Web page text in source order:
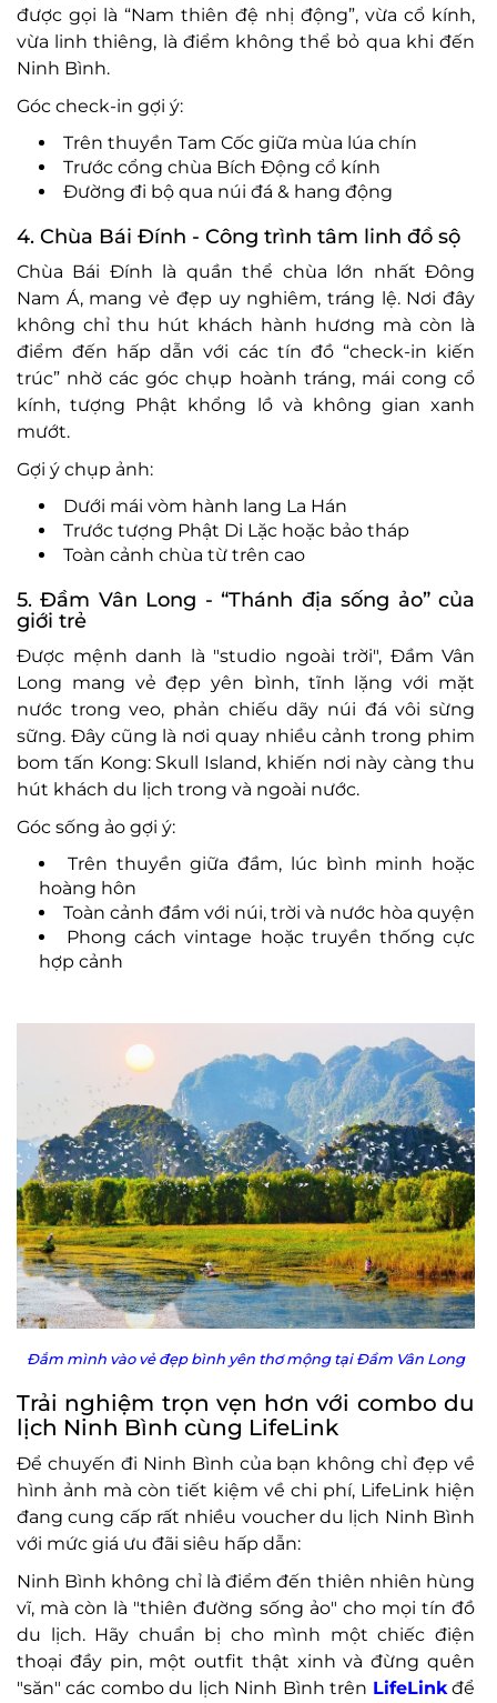
được gọi là “Nam thiên đệ nhị động”, vừa cổ kính,
vừa linh thiêng, là điểm không thể bỏ qua khi đến
Ninh Bình.
Góc check-in gợi ý:
Trên thuyền Tam Cốc giữa mùa lúa chín
Trước cổng chùa Bích Động cổ kính
Đường đi bộ qua núi đá & hang động
4. Chùa Bái Đính - Công trình tâm linh đồ sộ
Chùa Bái Đính là quần thể chùa lớn nhất Đông
Nam Á, mang vẻ đẹp uy nghiêm, tráng lệ. Nơi đây
không chỉ thu hút khách hành hương mà còn là
điểm đến hấp dẫn với các tín đồ “check-in kiến
trúc” nhờ các góc chụp hoành tráng, mái cong cổ
kính, tượng Phật khổng lồ và không gian xanh
mướt.
Gợi ý chụp ảnh:
Dưới mái vòm hành lang La Hán
Trước tượng Phật Di Lặc hoặc bảo tháp
Toàn cảnh chùa từ trên cao
5. Đầm Vân Long - “Thánh địa sống ảo” của
giới trẻ
Được mệnh danh là "studio ngoài trời", Đầm Vân
Long mang vẻ đẹp yên bình, tĩnh lặng với mặt
nước trong veo, phản chiếu dãy núi đá vôi sừng
sững. Đây cũng là nơi quay nhiều cảnh trong phim
bom tấn Kong: Skull Island, khiến nơi này càng thu
hút khách du lịch trong và ngoài nước.
Góc sống ảo gợi ý:
Trên thuyền giữa đầm, lúc bình minh hoặc
hoàng hôn
Toàn cảnh đầm với núi, trời và nước hòa quyện
Phong cách vintage hoặc truyền thống cực
hợp cảnh
Đắm mình vào vẻ đẹp bình yên thơ mộng tại Đầm Vân Long
Trải nghiệm trọn vẹn hơn với combo du
lịch Ninh Bình cùng LifeLink
Để chuyến đi Ninh Bình của bạn không chỉ đẹp về
hình ảnh mà còn tiết kiệm về chi phí, LifeLink hiện
đang cung cấp rất nhiều voucher du lịch Ninh Bình
với mức giá ưu đãi siêu hấp dẫn:
Ninh Bình không chỉ là điểm đến thiên nhiên hùng
vĩ, mà còn là "thiên đường sống ảo" cho mọi tín đồ
du lịch. Hãy chuẩn bị cho mình một chiếc điện
thoại đầy pin, một outfit thật xinh và đừng quên
"săn" các combo du lịch Ninh Bình trên LifeLinkđể